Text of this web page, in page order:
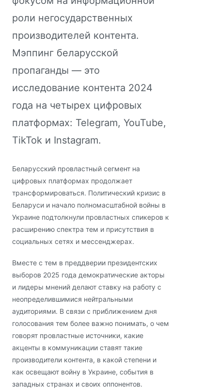
роли негосударственных
производителей контента.
Мэппинг беларусской
пропаганды — это
исследование контента 2024
года на четырех цифровых
платформах: Telegram, YouTube,
TikTok и Instagram.
Беларусский провластный сегмент на
цифровых платформах продолжает
трансформироваться. Политический кризис в
Беларуси и начало полномасштабной войны в
Украине подтолкнули провластных спикеров к
расширению спектра тем и присутствия в
социальных сетях и мессенджерах.
Вместе с тем в преддверии президентских
выборов 2025 года демократические акторы
и лидеры мнений делают ставку на работу с
неопределившимися нейтральными
аудиториями. В связи с приближением дня
голосования тем более важно понимать, о чем
говорят провластные источники, какие
акценты в коммуникации ставят такие
производители контента, в какой степени и
как освещают войну в Украине, события в
западных странах и своих оппонентов.